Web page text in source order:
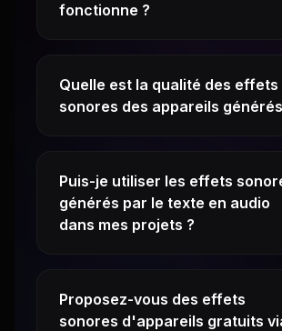
fonctionne ?
Quelle est la qualité des effets
sonores des appareils
Puis-je utiliser les effets
générés par le texte en audio
dans mes projets ?
Proposez-vous des effets
sonores d'appareils gratuits